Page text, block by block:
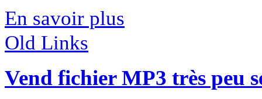
En savoir plus
Old Links
Vend fichier MP3 très peu